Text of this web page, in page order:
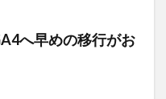
へ早めの移行がお